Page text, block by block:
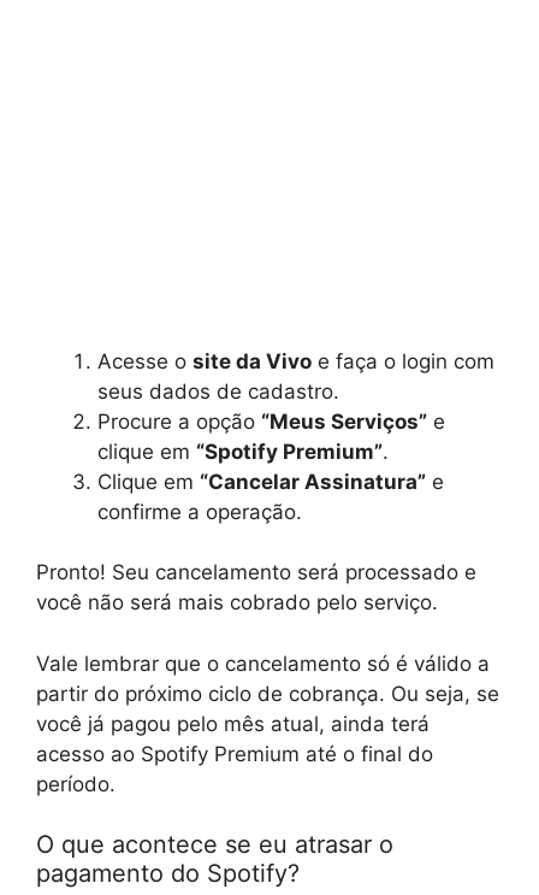
Acesse o site da Vivo e faça o login com
seus dados de cadastro.
Procure a opção “Meus Serviços” e
clique em “Spotify Premium”.
Clique em “Cancelar Assinatura” e
confirme a operação.
Pronto! Seu cancelamento será processado e
você não será mais cobrado pelo serviço.
Vale lembrar que o cancelamento só é válido a
partir do próximo ciclo de cobrança. Ou seja, se
você já pagou pelo mês atual, ainda terá
acesso ao Spotify Premium até o final do
período.
O que acontece se eu atrasar o
pagamento do Spotify?